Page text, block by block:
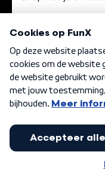
Algemene